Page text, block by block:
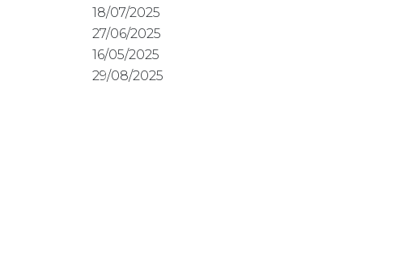
18/07/2025
27/06/2025
16/05/2025
29/08/2025